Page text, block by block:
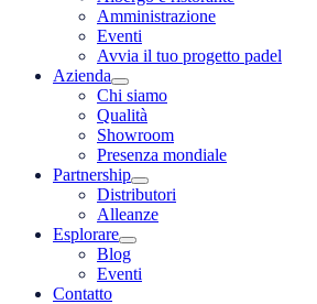
Amministrazione
Eventi
Avvia il tuo progetto padel
Azienda
Chi siamo
Qualità
Showroom
Presenza mondiale
Partnership
Distributori
Alleanze
Esplorare
Blog
Eventi
Contatto